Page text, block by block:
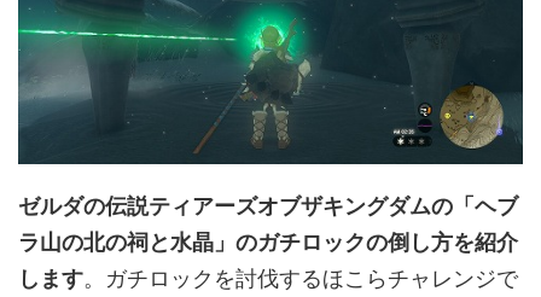
ゼルダの伝説ティアーズオブザキングダムの「ヘブ
ラ山の北の祠と水晶」のガチロックの倒し方を紹介
します。ガチロックを討伐するほこらチャレンジで